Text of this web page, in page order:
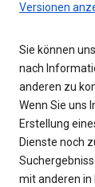
Versionen
Sie können
nach
anderen zu
Wenn Sie uns
Erstellung
Dienste noch
mit anderen